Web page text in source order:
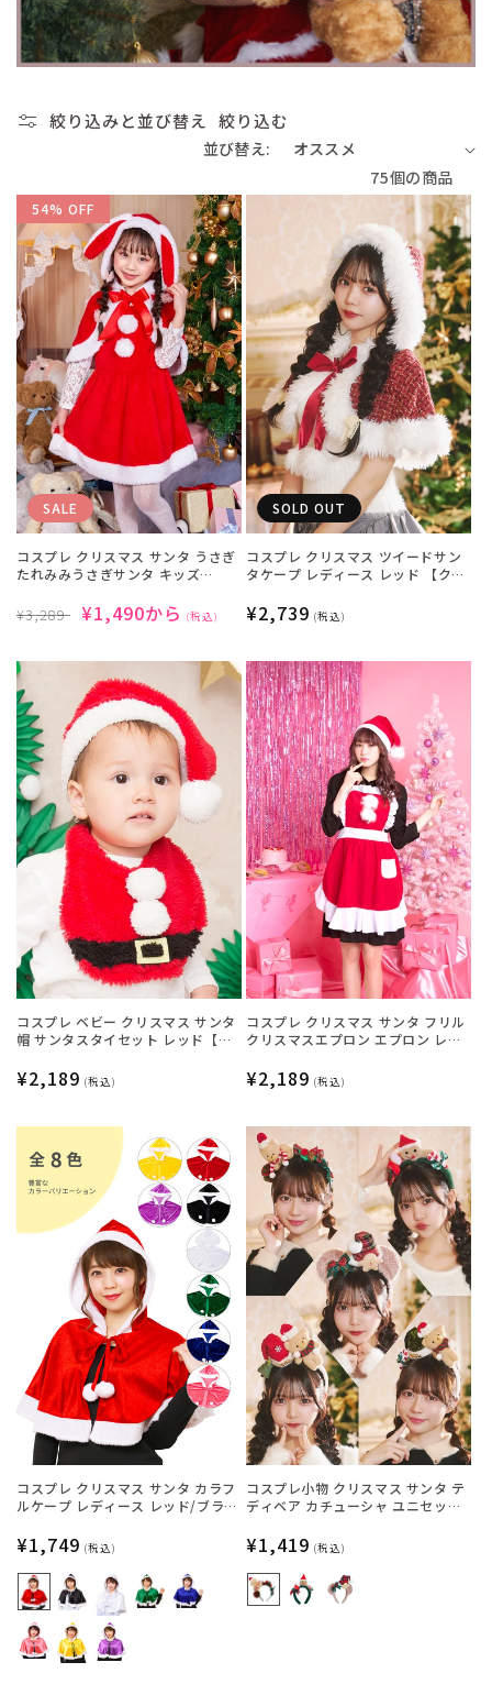
絞り込みと並び替え 絞り込む
並び替え:
75個の商品
SALE
コスプレ クリスマス サンタ うさぎ
たれみみうさぎサンタ キッズ
ストーン】
通
価
格
¥3,289 SALE
格
¥1,490から (税込)
54% OFF
SOLD OUT
コスプレ クリスマス ツイードサン
タケープ レディース レッド 【クリ
通
価
格
¥2,739 (税込)
コスプレ ベビー クリスマス サンタ
帽 サンタスタイセット レッド【ク
通
価
格
¥2,189 (税込)
コスプレ クリスマス サンタ フリル
クリスマスエプロン エプロン レデ
アストーン】♡
通
価
格
¥2,189 (税込)
コスプレ クリスマス サンタ カラフ
ルケープ レディース レッド/ブラッ
ク/イエロー/パープル【クリアスト
ーン】
通
常
価
格
¥1,749 (税込)
コスプレ小物 クリスマス サンタ テ
ディベア カチューシャ ユニセック
リアストーン】
通
常
価
¥1,419 (税込)